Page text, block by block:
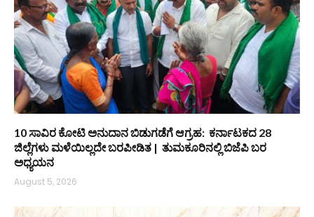
10 ಸಾವಿರ ಕೋಟಿ ಅನುದಾನ ಬಿಡುಗಡೆಗೆ ಆಗ್ರಹ: ಕರ್ನಾಟಕದ 28
ಜಿಲ್ಲೆಗಳು ಮಳೆಯಿಲ್ಲದೇ ಬರಪೀಡಿತ | ತುಮಕೂರಿನಲ್ಲಿ ಬಿಜೆಪಿ ಬರ
ಅಧ್ಯಯನ
August 5, 2026